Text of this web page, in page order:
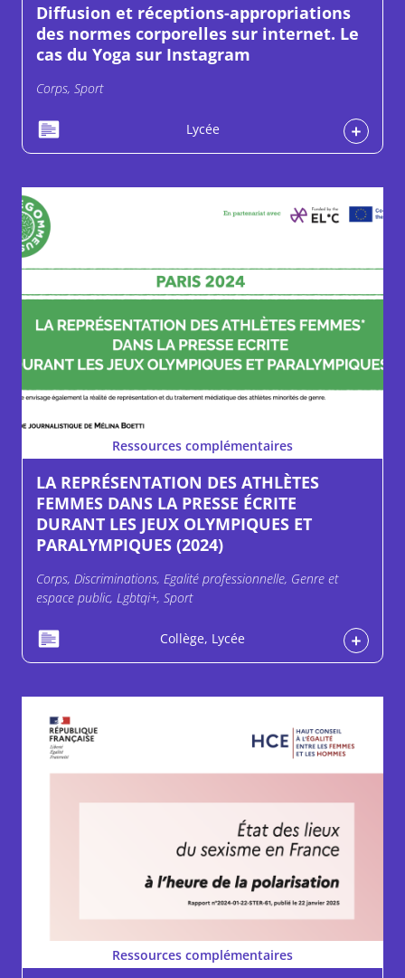
Diffusion et réceptions-appropriations
des normes corporelles sur internet. Le
cas du Yoga sur Instagram
Corps, Sport
Lycée
Ressources complémentaires
LA REPRÉSENTATION DES ATHLÈTES
FEMMES DANS LA PRESSE ÉCRITE
DURANT LES JEUX OLYMPIQUES ET
PARALYMPIQUES (2024)
Corps, Discriminations, Egalité professionnelle, Genre et
espace public, Lgbtqi+, Sport
Collège, Lycée
Ressources complémentaires